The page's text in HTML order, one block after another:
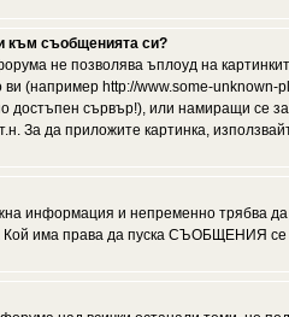
към съобщенията си?
не позволява ъплоуд на
(например http://www.some-
достъпен сървър!), или намиращи се
За да приложите картинка,
и непременно трябва да
Кой има права да пуска СЪОБЩЕНИЯ се